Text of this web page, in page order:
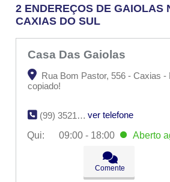
2 ENDEREÇOS DE GAIOLAS
CAXIAS DO SUL
Casa Das Gaiolas
Rua Bom Pastor, 556 - Caxias -
copiado!
(99) 3521-3184
ver telefone
Qui:
09:00 - 18:00 Aberto
09:00 - 18:00
09:00 - 18:00
09:00 - 18:00
Comente